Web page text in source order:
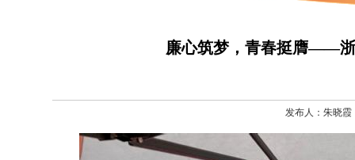
廉心筑梦，青春挺膺——
发布人：朱晓